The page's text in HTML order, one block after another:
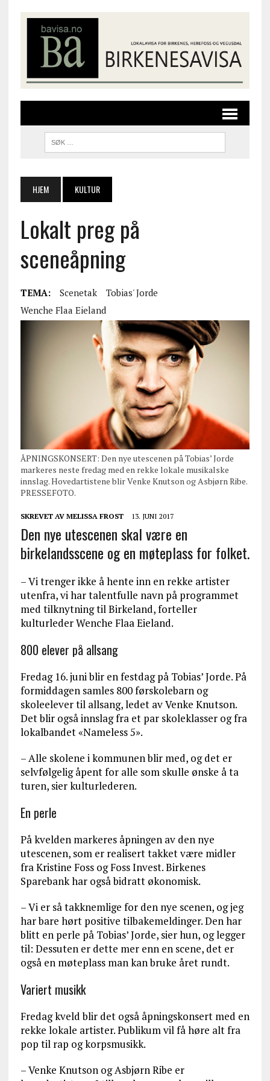
HJEM KULTUR
Lokalt preg på
sceneåpning
TEMA: Scenetak
Tobias' Jorde
Wenche Flaa Eieland
ÅPNINGSKONSERT: Den nye utescenen på Tobias’ Jorde
markeres neste fredag med en rekke lokale musikalske
innslag. Hovedartistene blir Venke Knutson og Asbjørn Ribe.
PRESSEFOTO.
SKREVET AV MELISSA FROST 13. JUNI 2017
Den nye utescenen skal være en
birkelandsscene og en møteplass for folket.
– Vi trenger ikke å hente inn en rekke artister
utenfra, vi har talentfulle navn på programmet
med tilknytning til Birkeland, forteller
kulturleder Wenche Flaa Eieland.
800 elever på allsang
Fredag 16. juni blir en festdag på Tobias’ Jorde. På
formiddagen samles 800 førskolebarn og
skoleelever til allsang, ledet av Venke Knutson.
Det blir også innslag fra et par skoleklasser og fra
lokalbandet «Nameless 5».
– Alle skolene i kommunen blir med, og det er
selvfølgelig åpent for alle som skulle ønske å ta
turen, sier kulturlederen.
En perle
På kvelden markeres åpningen av den nye
utescenen, som er realisert takket være midler
fra Kristine Foss og Foss Invest. Birkenes
Sparebank har også bidratt økonomisk.
– Vi er så takknemlige for den nye scenen, og jeg
har bare hørt positive tilbakemeldinger. Den har
blitt en perle på Tobias’ Jorde, sier hun, og legger
til: Dessuten er dette mer enn en scene, det er
også en møteplass man kan bruke året rundt.
Variert musikk
Fredag kveld blir det også åpningskonsert med en
rekke lokale artister. Publikum vil få høre alt fra
pop til rap og korpsmusikk.
– Venke Knutson og Asbjørn Ribe er